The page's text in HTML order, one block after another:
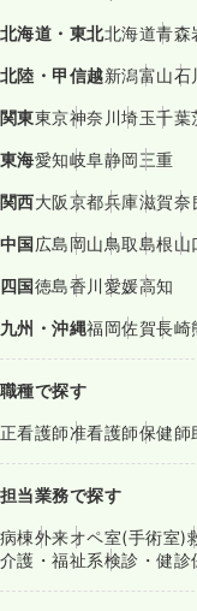
北海道・東北北海道青森
北陸・甲信越新潟富山石
関東東京神奈川埼玉千葉
東海愛知岐阜静岡三重
関西大阪京都兵庫滋賀奈
中国広島岡山鳥取島根山
四国徳島香川愛媛高知
九州・沖縄福岡佐賀長崎
職種で探す
正看護師准看護師保健師
担当業務で探す
病棟外来オペ室(手術室)
介護・福祉系検診・健診